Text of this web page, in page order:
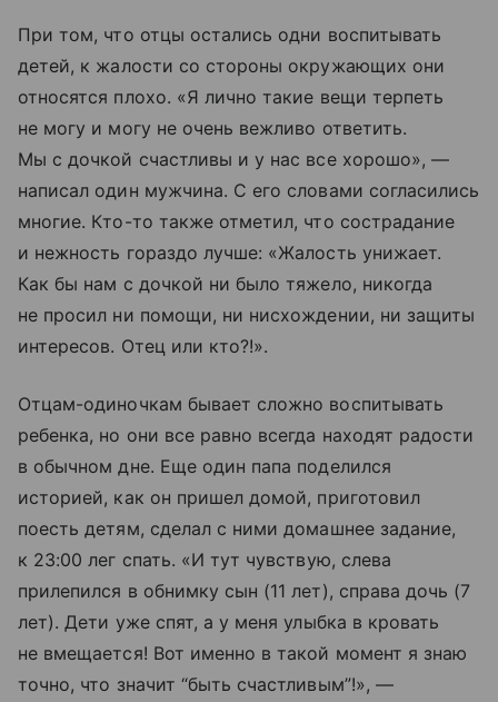
При том, что отцы остались одни воспитывать
детей, к жалости со стороны окружающих они
относятся плохо. «Я лично такие вещи терпеть
не могу и могу не очень вежливо ответить.
Мы с дочкой счастливы и у нас все хорошо», —
написал один мужчина. С его словами согласились
многие. Кто-то также отметил, что сострадание
и нежность гораздо лучше: «Жалость унижает.
Как бы нам с дочкой ни было тяжело, никогда
не просил ни помощи, ни нисхождении, ни защиты
интересов. Отец или кто?!».
Отцам-одиночкам бывает сложно воспитывать
ребенка, но они все равно всегда находят радости
в обычном дне. Еще один папа поделился
историей, как он пришел домой, приготовил
поесть детям, сделал с ними домашнее задание,
к 23:00 лег спать. «И тут чувствую, слева
прилепился в обнимку сын (11 лет), справа дочь (7
лет). Дети уже спят, а у меня улыбка в кровать
не вмещается! Вот именно в такой момент я знаю
точно, что значит “быть счастливым”!», —